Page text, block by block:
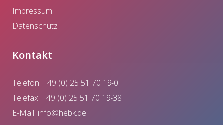
Impressum
Datenschutz
Kontakt
Telefon: +49 (0) 25 51 70 19-0
Telefax: +49 (0) 25 51 70 19-38
E-Mail: info@hebk.de